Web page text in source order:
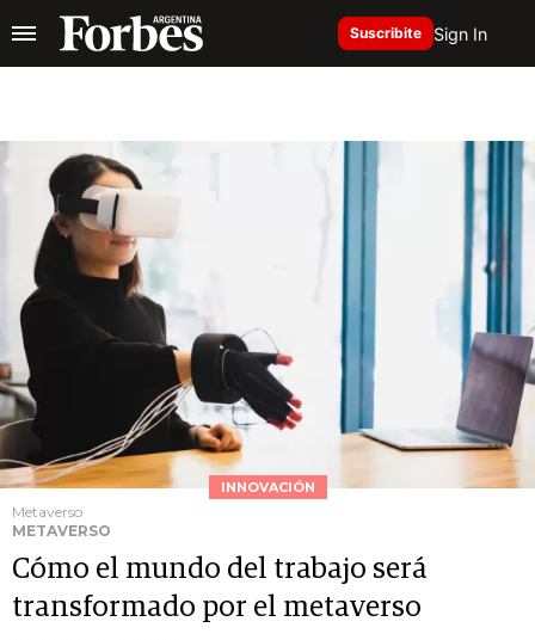
Suscribite Sign In
INNOVACIÓN
Metaverso
METAVERSO
Cómo el mundo del trabajo será
transformado por el metaverso